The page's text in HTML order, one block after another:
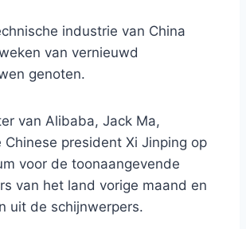
industrie van China
van vernieuwd
genoten.
van Alibaba, Jack Ma,
president Xi Jinping op
voor de toonaangevende
van het land vorige maand en
uit de schijnwerpers.